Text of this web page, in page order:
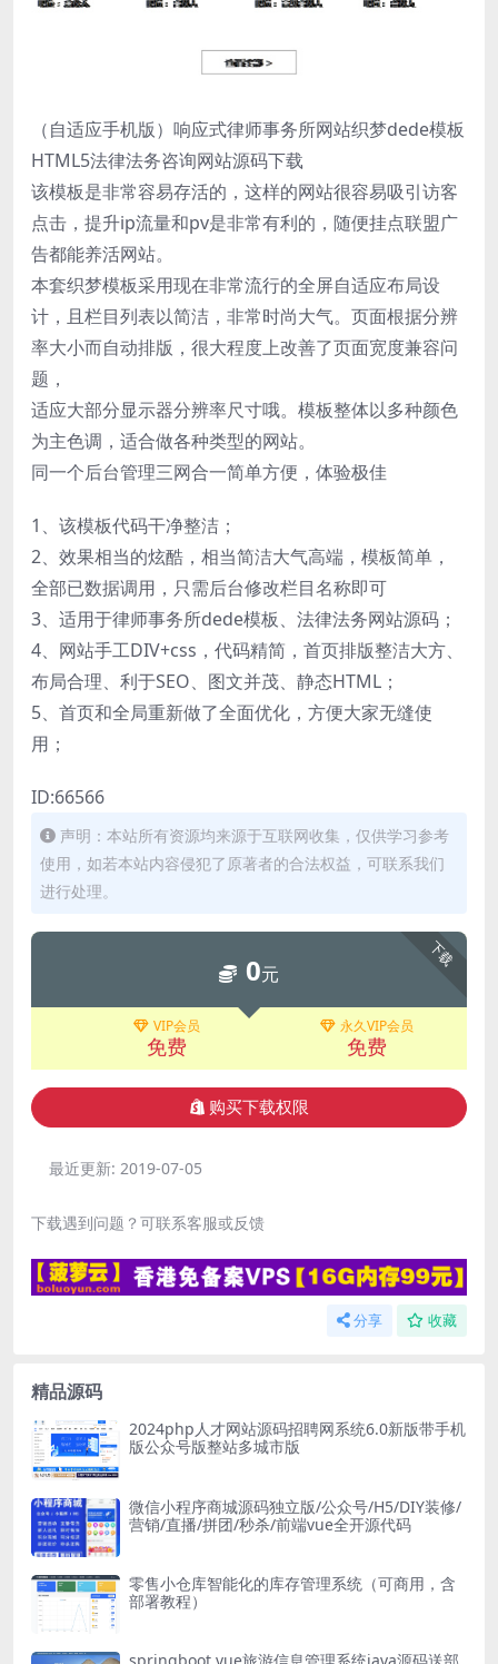
（自适应手机版）响应式律师事务所网站织梦dede模板
HTML5法律法务咨询网站源码下载
该模板是非常容易存活的，这样的网站很容易吸引访客
点击，提升ip流量和pv是非常有利的，随便挂点联盟广
告都能养活网站。
本套织梦模板采用现在非常流行的全屏自适应布局设
计，且栏目列表以简洁，非常时尚大气。页面根据分辨
率大小而自动排版，很大程度上改善了页面宽度兼容问
题，
适应大部分显示器分辨率尺寸哦。模板整体以多种颜色
为主色调，适合做各种类型的网站。
同一个后台管理三网合一简单方便，体验极佳
1、该模板代码干净整洁；
2、效果相当的炫酷，相当简洁大气高端，模板简单，
全部已数据调用，只需后台修改栏目名称即可
3、适用于律师事务所dede模板、法律法务网站源码；
4、网站手工DIV+css，代码精简，首页排版整洁大方、
布局合理、利于SEO、图文并茂、静态HTML；
5、首页和全局重新做了全面优化，方便大家无缝使
用；
ID:66566
声明：本站所有资源均来源于互联网收集，仅供学习参考
使用，如若本站内容侵犯了原著者的合法权益，可联系我们
进行处理。
下载
0元
VIP会员
免费
永久VIP会员
免费
购买下载权限
最近更新: 2019-07-05
下载遇到问题？可联系客服或反馈
分享 收藏
精品源码
2024php人才网站源码招聘网系统6.0新版带手机
版公众号版整站多城市版
微信小程序商城源码独立版/公众号/H5/DIY装修/
营销/直播/拼团/秒杀/前端vue全开源代码
零售小仓库智能化的库存管理系统（可商用，含
部署教程）